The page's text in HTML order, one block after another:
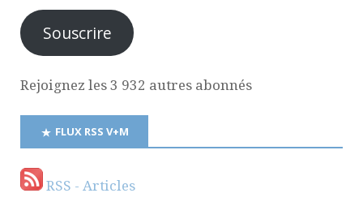
Souscrire
Rejoignez les 3 932 autres abonnés
FLUX RSS V+M
RSS - Articles